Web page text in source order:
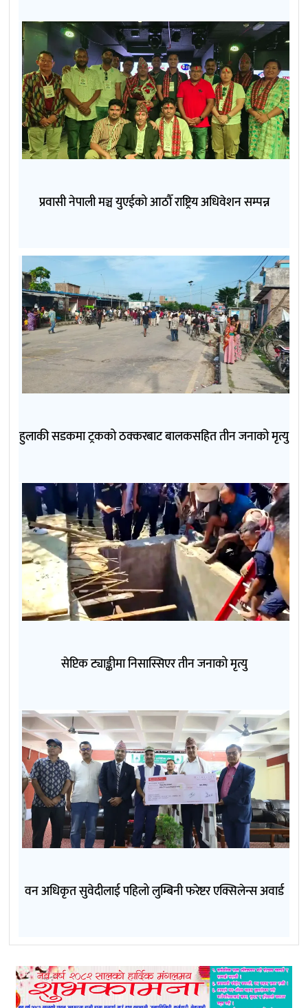
प्रवासी नेपाली मञ्च युएईको आठौँ राष्ट्रिय अधिवेशन सम्पन्न
हुलाकी सडकमा ट्रकको ठक्करबाट बालकसहित तीन जनाको मृत्यु
सेप्टिक ट्याङ्कीमा निसास्सिएर तीन जनाको मृत्यु
वन अधिकृत सुवेदीलाई पहिलो लुम्बिनी फरेष्टर एक्सिलेन्स अवार्ड